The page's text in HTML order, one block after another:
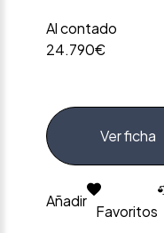
Al contado
24.790€
Ver ficha
Añadir
Favoritos